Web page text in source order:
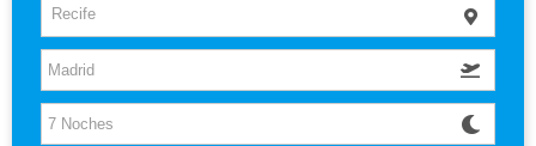
Hoteles
Excursiones
Vuelo + Hotel
Recife